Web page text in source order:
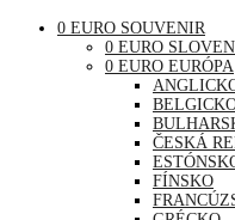
0 EURO SOUVENIR
0 EURO
0 EURO EURÓPA
ČESKÁ
FÍNSKO